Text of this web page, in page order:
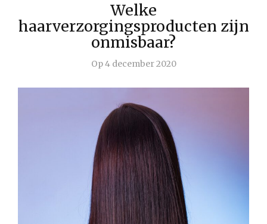
Welke
haarverzorgingsproducten zijn
onmisbaar?
Op4 december 2020